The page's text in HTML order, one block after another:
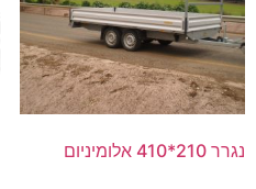
נגרר 210*410 אלומיניום